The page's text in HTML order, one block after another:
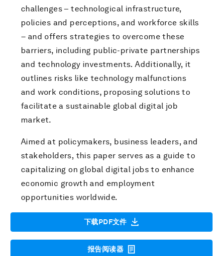
challenges – technological infrastructure,
policies and perceptions, and workforce skills
– and offers strategies to overcome these
barriers, including public-private partnerships
and technology investments. Additionally, it
outlines risks like technology malfunctions
and work conditions, proposing solutions to
facilitate a sustainable global digital job
market.
Aimed at policymakers, business leaders, and
stakeholders, this paper serves as a guide to
capitalizing on global digital jobs to enhance
economic growth and employment
opportunities worldwide.
下载PDF文件
报告阅读器